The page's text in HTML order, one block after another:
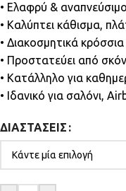
• Ελαφρύ &
• Καλύπτει κάθισμα,
• Διακοσμητικά
• Προστατεύει από
• Κατάλληλο για
• Ιδανικό για σαλόνι,
ΔΙΑΣΤΆΣΕΙΣ